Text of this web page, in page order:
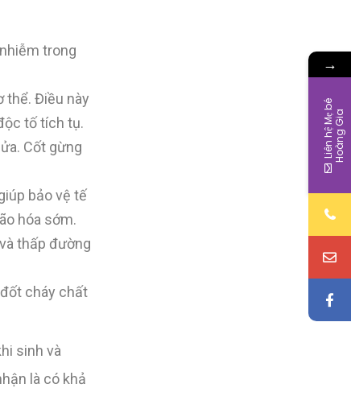
trong
thể. Điều này
tố tích tụ.
Cốt gừng
bảo vệ tế
hóa sớm.
thấp đường
cháy chất
sinh và
là có khả
→
L
i
ê
n
h
ệ
M
ẹ
b
é
H
o
à
n
g
G
ia